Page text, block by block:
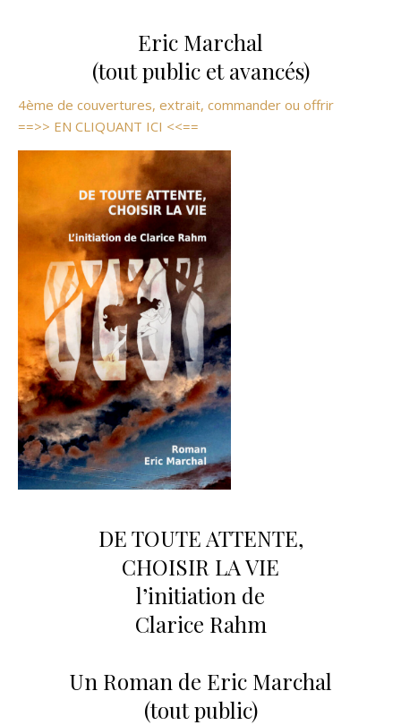
Eric Marchal
(tout public et avancés)
4ème de couvertures, extrait, commander ou offrir
==>> EN CLIQUANT ICI <<==
DE TOUTE ATTENTE,
CHOISIR LA VIE
l’initiation de
Clarice Rahm
Un Roman de Eric Marchal
(tout public)